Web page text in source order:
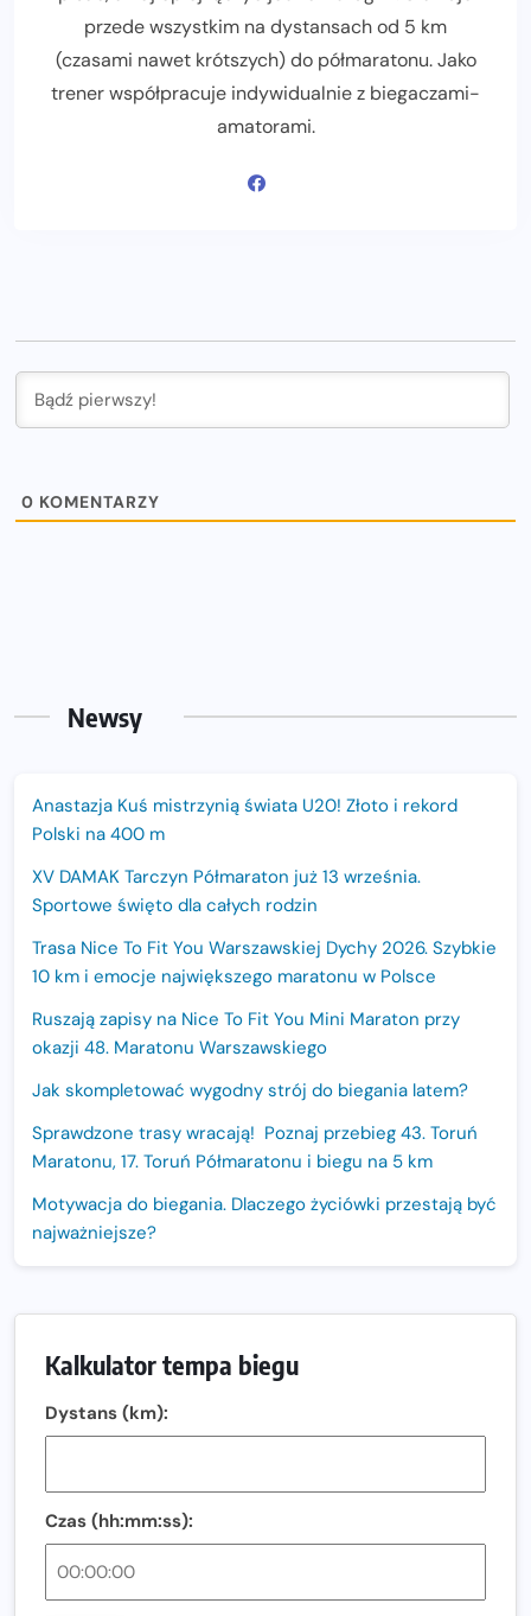
przede wszystkim na dystansach od 5 km
(czasami nawet krótszych) do półmaratonu. Jako
trener współpracuje indywidualnie z biegaczami-
amatorami.
0 KOMENTARZY
Newsy
Anastazja Kuś mistrzynią świata U20! Złoto i rekord
Polski na 400 m
XV DAMAK Tarczyn Półmaraton już 13 września.
Sportowe święto dla całych rodzin
Trasa Nice To Fit You Warszawskiej Dychy 2026. Szybkie
10 km i emocje największego maratonu w Polsce
Ruszają zapisy na Nice To Fit You Mini Maraton przy
okazji 48. Maratonu Warszawskiego
Jak skompletować wygodny strój do biegania latem?
Sprawdzone trasy wracają! Poznaj przebieg 43. Toruń
Maratonu, 17. Toruń Półmaratonu i biegu na 5 km
Motywacja do biegania. Dlaczego życiówki przestają być
najważniejsze?
Sprawdzony przebieg i profil stworzony do szybkiego
biegania
Amazfit Balance 3: Kompleksowe narzędzie dla biegacza
i zawodnika Hyrox?
Regeneracja w bieganiu. Co warto o niej wiedzieć?
Ostatnie wolne miejsca na jubileuszowy Bieg
Kalkulator tempa biegu
Dystans (km):
Czas (hh:mm:ss):